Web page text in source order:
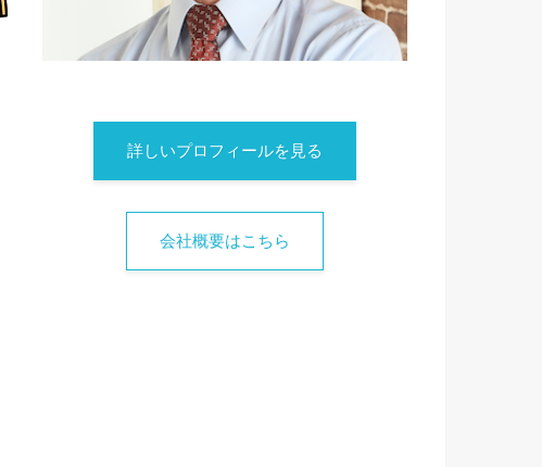
詳しいプロフィールを見る
会社概要はこちら